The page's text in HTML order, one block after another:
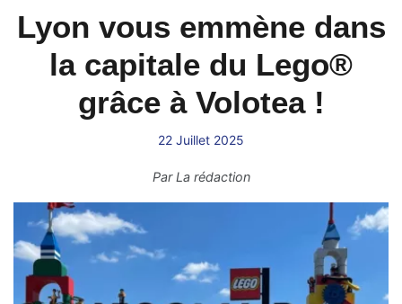
Lyon vous emmène dans
la capitale du Lego®
grâce à Volotea !
22 Juillet 2025
ParLa rédaction